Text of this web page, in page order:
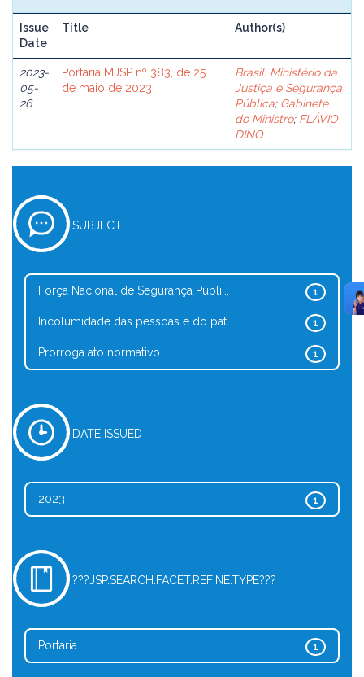
Issue
Date
Title Author(s)
2023-
05-
26
Portaria MJSP nº 383, de 25
de maio de 2023
Brasil. Ministério da
Justiça e Segurança
Pública; Gabinete
do Ministro; FLÁVIO
DINO
SUBJECT
1
Força Nacional de Segurança Públi...
1
Incolumidade das pessoas e do pat...
1
Prorroga ato normativo
DATE ISSUED
1
2023
???JSP.SEARCH.FACET.REFINE.TYPE???
1
Portaria